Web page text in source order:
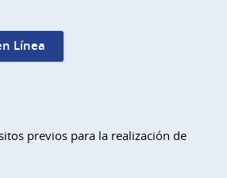
Línea
previos para la realización de